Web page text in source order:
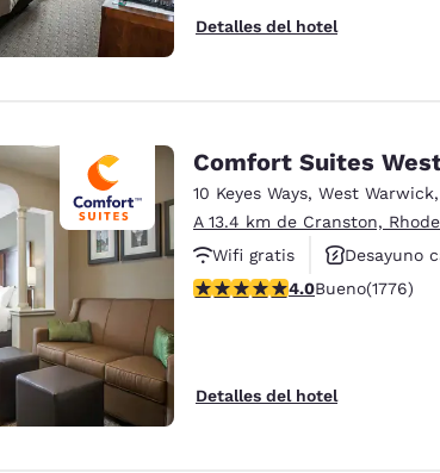
Detalles del hotel
Comfort Suites
10 Keyes Ways, West Warwick,
A 13.4 km de Cranston,
Wifi gratis
Desayuno
Calificación de 3.97 estrellas.
4.0Bueno(1776)
Detalles del hotel